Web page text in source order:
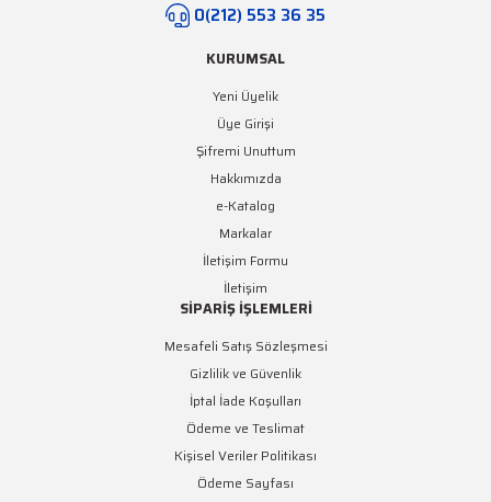
0(212) 553 36 35
KURUMSAL
Yeni Üyelik
Üye Girişi
Şifremi Unuttum
Hakkımızda
e-Katalog
Markalar
İletişim Formu
İletişim
SİPARİŞ İŞLEMLERİ
Mesafeli Satış Sözleşmesi
Gizlilik ve Güvenlik
İptal İade Koşulları
Ödeme ve Teslimat
Kişisel Veriler Politikası
Ödeme Sayfası